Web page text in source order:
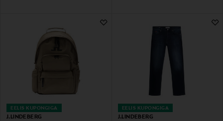
EELIS KUPONGIGA
J.LINDEBERG
EELIS KUPONGIGA
J.LINDEBERG